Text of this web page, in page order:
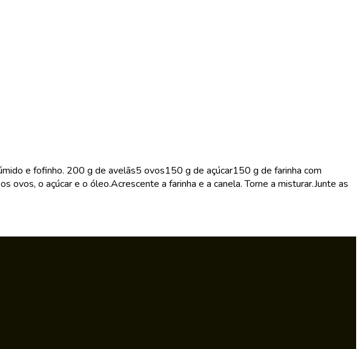
e fofinho. 200 g de avelãs5 ovos150 g de açúcar150 g de farinha com
o açúcar e o óleo.Acrescente a farinha e a canela. Torne a misturar.Junte as